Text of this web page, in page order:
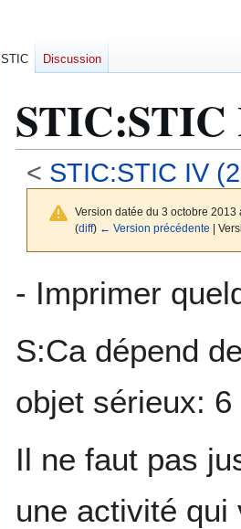
STIC:STIC
< STIC:STIC IV
Version datée du 3 octobre
(diff) ← Version précédente |
à
navigation
à
recherche
- Imprimer
S:Ca dépend
objet sérieux:
Il ne faut pas
une activité
STIC Discussion